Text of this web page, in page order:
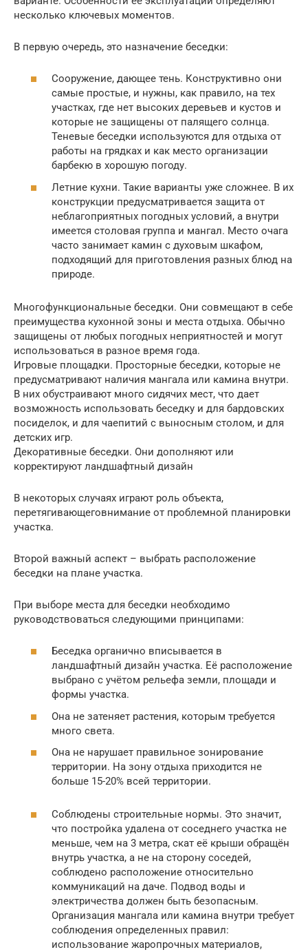
несколько ключевых моментов.
В первую очередь, это назначение беседки:
Сооружение, дающее тень. Конструктивно они
самые простые, и нужны, как правило, на тех
участках, где нет высоких деревьев и кустов и
которые не защищены от палящего солнца.
Теневые беседки используются для отдыха от
работы на грядках и как место организации
барбекю в хорошую погоду.
Летние кухни. Такие варианты уже сложнее. В их
конструкции предусматривается защита от
неблагоприятных погодных условий, а внутри
имеется столовая группа и мангал. Место очага
часто занимает камин с духовым шкафом,
подходящий для приготовления разных блюд на
природе.
Многофункциональные беседки. Они совмещают в себе
преимущества кухонной зоны и места отдыха. Обычно
защищены от любых погодных неприятностей и могут
использоваться в разное время года.
Игровые площадки. Просторные беседки, которые не
предусматривают наличия мангала или камина внутри.
В них обустраивают много сидячих мест, что дает
возможность использовать беседку и для бардовских
посиделок, и для чаепитий с выносным столом, и для
детских игр.
Декоративные беседки. Они дополняют или
корректируют ландшафтный дизайн
В некоторых случаях играют роль объекта,
перетягивающеговнимание от проблемной планировки
участка.
Второй важный аспект – выбрать расположение
беседки на плане участка.
При выборе места для беседки необходимо
руководствоваться следующими принципами:
Беседка органично вписывается в
ландшафтный дизайн участка. Её расположение
выбрано с учётом рельефа земли, площади и
формы участка.
Она не затеняет растения, которым требуется
много света.
Она не нарушает правильное зонирование
территории. На зону отдыха приходится не
больше 15-20% всей территории.
Соблюдены строительные нормы. Это значит,
что постройка удалена от соседнего участка не
меньше, чем на 3 метра, скат её крыши обращён
внутрь участка, а не на сторону соседей,
соблюдено расположение относительно
коммуникаций на даче. Подвод воды и
электричества должен быть безопасным.
Организация мангала или камина внутри требует
соблюдения определенных правил:
использование жаропрочных материалов,